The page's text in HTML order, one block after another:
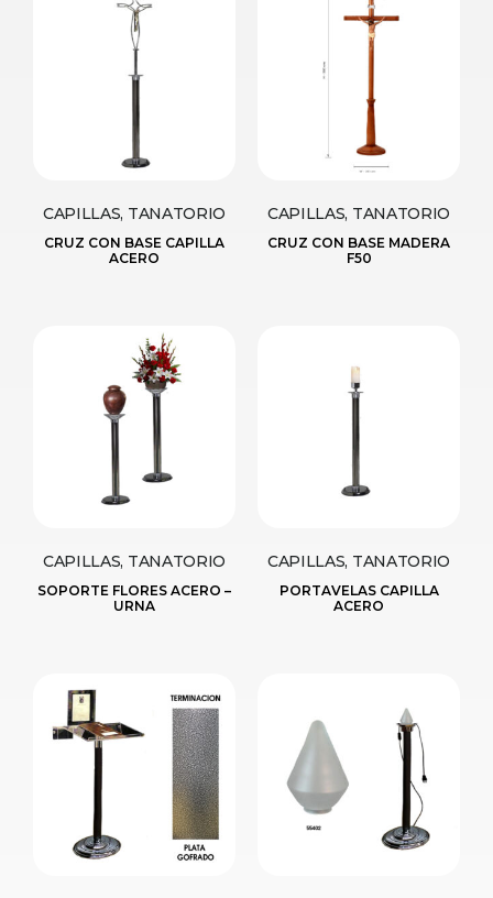
CAPILLAS, TANATORIO
CRUZ CON BASE CAPILLA
ACERO
CAPILLAS, TANATORIO
CRUZ CON BASE MADERA
F50
CAPILLAS, TANATORIO
SOPORTE FLORES ACERO –
URNA
CAPILLAS, TANATORIO
PORTAVELAS CAPILLA
ACERO